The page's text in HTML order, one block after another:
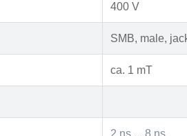
400 V
SMB, male,
ca. 1 mT
2 ns ... 8 ns